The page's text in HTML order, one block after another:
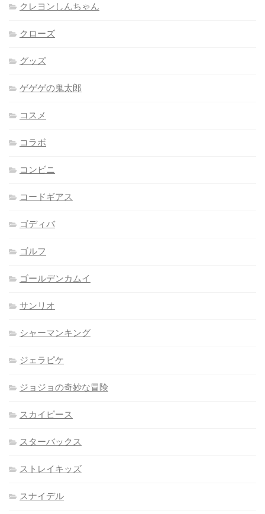
クレヨンしんちゃん
クローズ
グッズ
ゲゲゲの鬼太郎
コスメ
コラボ
コンビニ
コードギアス
ゴディバ
ゴルフ
ゴールデンカムイ
サンリオ
シャーマンキング
ジェラピケ
ジョジョの奇妙な冒険
スカイピース
スターバックス
ストレイキッズ
スナイデル